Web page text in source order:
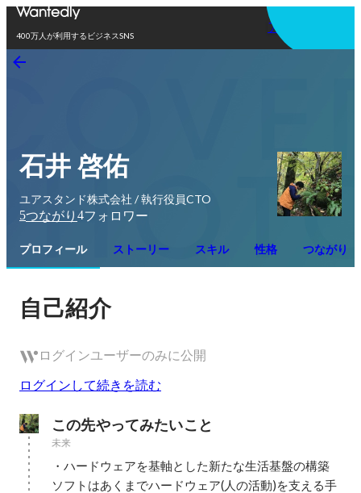
400万人が利用するビジネスSNS
アプリを使う
石井 啓佑
ユアスタンド株式会社 / 執行役員CTO
5つながり 4フォロワー
プロフィール ストーリー スキル 性格 つながり
自己紹介
ログインユーザーのみに公開
ログインして続きを読む
この先やってみたいこと
未来
・ハードウェアを基軸とした新たな生活基盤の構築
ソフトはあくまでハードウェア(人の活動)を支える手